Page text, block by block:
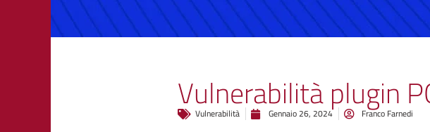
Vulnerabilità plugin
Vulnerabilità Gennaio 26, 2024 Franco Farnedi